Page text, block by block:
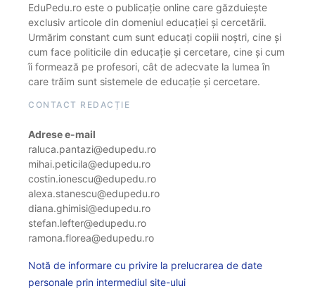
EduPedu.ro este o publicație online care găzduiește
exclusiv articole din domeniul educației și cercetării.
Urmărim constant cum sunt educați copiii noștri, cine și
cum face politicile din educație și cercetare, cine și cum
îi formează pe profesori, cât de adecvate la lumea în
care trăim sunt sistemele de educație și cercetare.
CONTACT REDACȚIE
Adrese e-mail
raluca.pantazi@edupedu.ro
mihai.peticila@edupedu.ro
costin.ionescu@edupedu.ro
alexa.stanescu@edupedu.ro
diana.ghimisi@edupedu.ro
stefan.lefter@edupedu.ro
ramona.florea@edupedu.ro
Notă de informare cu privire la prelucrarea de date
personale prin intermediul site-ului